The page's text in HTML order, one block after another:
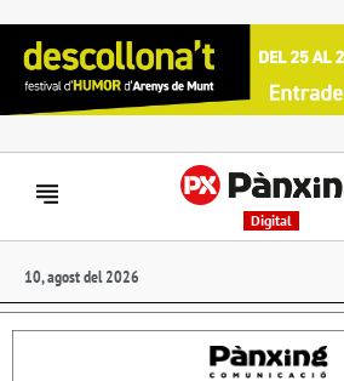
Digital
10, agost del 2026